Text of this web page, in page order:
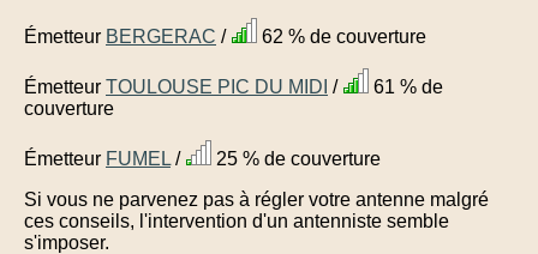
Émetteur BERGERAC / 62 % de couverture
Émetteur TOULOUSE PIC DU MIDI /
61 % de
couverture
Émetteur FUMEL /
25 % de couverture
Si vous ne parvenez pas à régler votre antenne malgré
ces conseils, l'intervention d'un antenniste semble
s'imposer.